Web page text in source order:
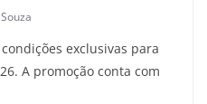
exclusivas para
A promoção conta com